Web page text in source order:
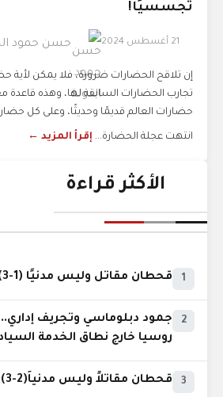
تجسسيًا!
21 أغسطس 2024 حسن حمود
إن تلاقح الحضارات ضرورة، فلا يمكن لأية
تجارب الحضارات السابقة لها، وهذه قاعدة
حضارات العالم قديمًا وحديثًا، وعلى كل
انتهت عجلة الحضارة... إقرأ المزيد ←
الأكثر قراءة
1 قحطان مقاتل وليس مدنيًا (1-3)
2
جمود دبلوماسي وتجريف
روسيا خارج نطاق الخدمة
3 قحطان مقاتلاً وليس مدنياً(2-3)